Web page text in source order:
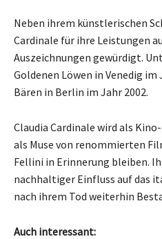
Neben ihrem künstlerischen
Cardinale für ihre Leistungen
Auszeichnungen gewürdigt.
Goldenen Löwen in Venedig im
Bären in Berlin im Jahr 2002.
Claudia Cardinale wird als
als Muse von renommierten
Fellini in Erinnerung bleiben.
nachhaltiger Einfluss auf das
nach ihrem Tod weiterhin
Auch interessant: